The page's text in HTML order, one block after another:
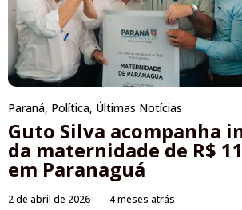
Paraná, Política, Últimas Notícias
Guto Silva acompanha
da maternidade de R$
em Paranaguá
2 de abril de 2026 4 meses atrás